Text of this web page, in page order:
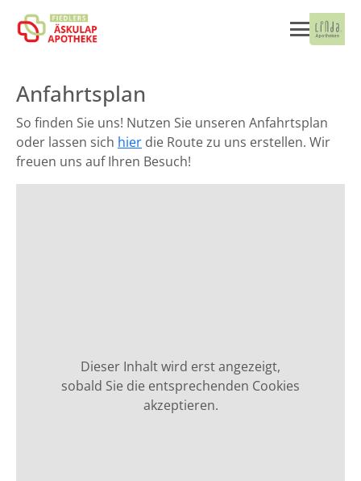
Anfahrtsplan
So finden Sie uns! Nutzen Sie unseren Anfahrtsplan
oder lassen sich hier die Route zu uns erstellen. Wir
freuen uns auf Ihren Besuch!
Dieser Inhalt wird erst angezeigt,
sobald Sie die entsprechenden Cookies
akzeptieren.